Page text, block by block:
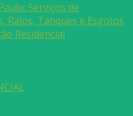
Serviços de
Ralos, Tanques e Esgotos
Residencial